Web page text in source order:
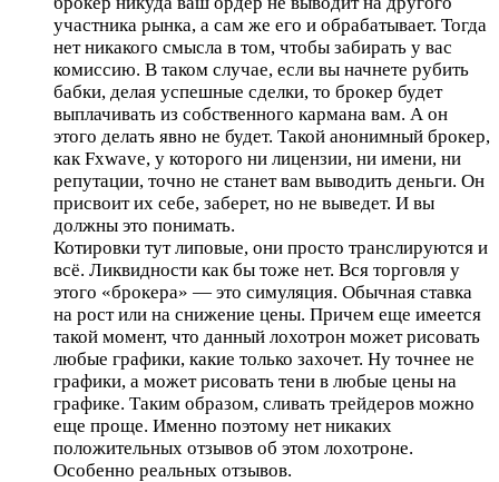
участника рынка, а сам же его и обрабатывает. Тогда
нет никакого смысла в том, чтобы забирать у вас
комиссию. В таком случае, если вы начнете рубить
бабки, делая успешные сделки, то брокер будет
выплачивать из собственного кармана вам. А он
этого делать явно не будет. Такой анонимный брокер,
как Fxwave, у которого ни лицензии, ни имени, ни
репутации, точно не станет вам выводить деньги. Он
присвоит их себе, заберет, но не выведет. И вы
должны это понимать.
Котировки тут липовые, они просто транслируются и
всё. Ликвидности как бы тоже нет. Вся торговля у
этого «брокера» — это симуляция. Обычная ставка
на рост или на снижение цены. Причем еще имеется
такой момент, что данный лохотрон может рисовать
любые графики, какие только захочет. Ну точнее не
графики, а может рисовать тени в любые цены на
графике. Таким образом, сливать трейдеров можно
еще проще. Именно поэтому нет никаких
положительных отзывов об этом лохотроне.
Особенно реальных отзывов.